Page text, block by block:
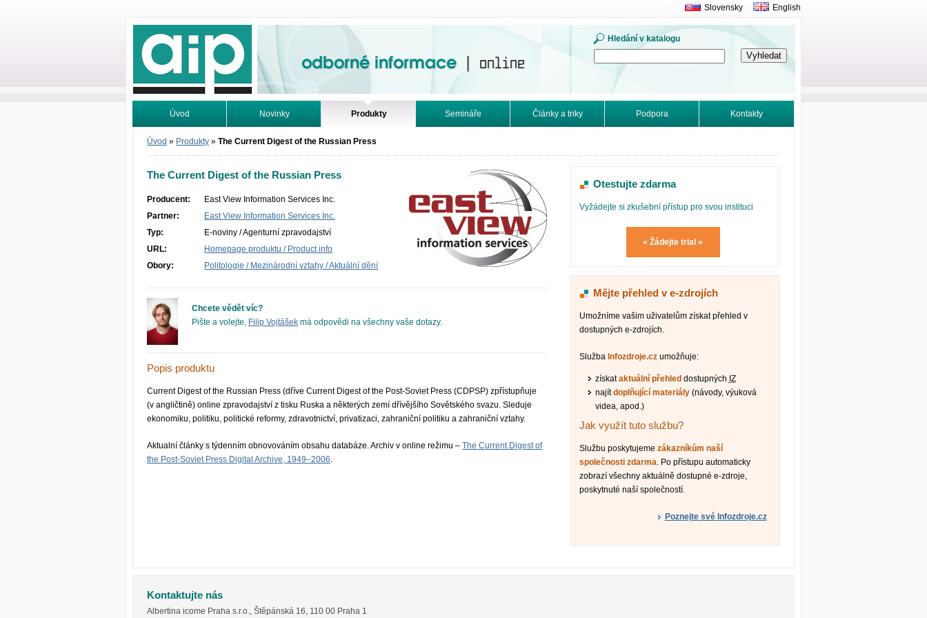
Odborné informace. Online.
Hledání v katalogu
Slovensky English
Úvod Novinky Produkty Semináře Články a triky Podpora Kontakty
Vyhledávání Tutoriály
Úvod » Produkty » The Current Digest of the Russian Press
The Current Digest of the Russian Press
Producent:
East View Information Services Inc.
Partner:
East View Information Services Inc.
Typ:
E-noviny / Agenturní zpravodajství
URL:
Homepage produktu / Product info
Obory:
Politologie / Mezinárodní vztahy / Aktuální dění
Chcete vědět víc?
Pište a volejte, Filip Vojtášek má odpovědi na všechny vaše dotazy.
Popis produktu
Current Digest of the Russian Press (dříve Current Digest of the Post-Soviet Press (CDPSP) zpřístupňuje
(v angličtině) online zpravodajství z tisku Ruska a některých zemí dřívějšího Sovětského svazu. Sleduje
ekonomiku, politiku, politické reformy, zdravotnictví, privatizaci, zahraniční politiku a zahraniční vztahy.
Aktualní články s týdenním obnovováním obsahu databáze. Archiv v online režimu – The Current Digest of
the Post-Soviet Press Digital Archive, 1949–2006
Otestujte zdarma
Vyžádejte si zkušební přístup pro svou instituci
« Žádejte trial »
Mějte přehled v e-zdrojích
Umožníme vašim uživatelům získat přehled v
dostupných e-zdrojích.
Služba Infozdroje.cz umožňuje:
získataktuální přehled dostupných IZ
najítdoplňující materiály(návody, výuková
videa, apod.)
Jak využít tuto službu?
Službu poskytujemezákazníkům naší
společnosti zdarma. Po přístupu automaticky
zobrazí všechny aktuálně dostupné e-zdroje,
poskytnuté naší společností.
Poznejte své Infozdroje.cz
Kontaktujte nás
Albertina icome Praha s.r.o., Štěpánská 16, 110 00 Praha 1